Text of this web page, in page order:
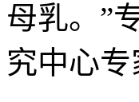
母乳。”
究中心专